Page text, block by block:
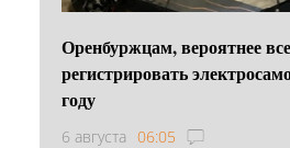
Оренбуржцам, вероятнее
регистрировать
году
6 августа 06:05